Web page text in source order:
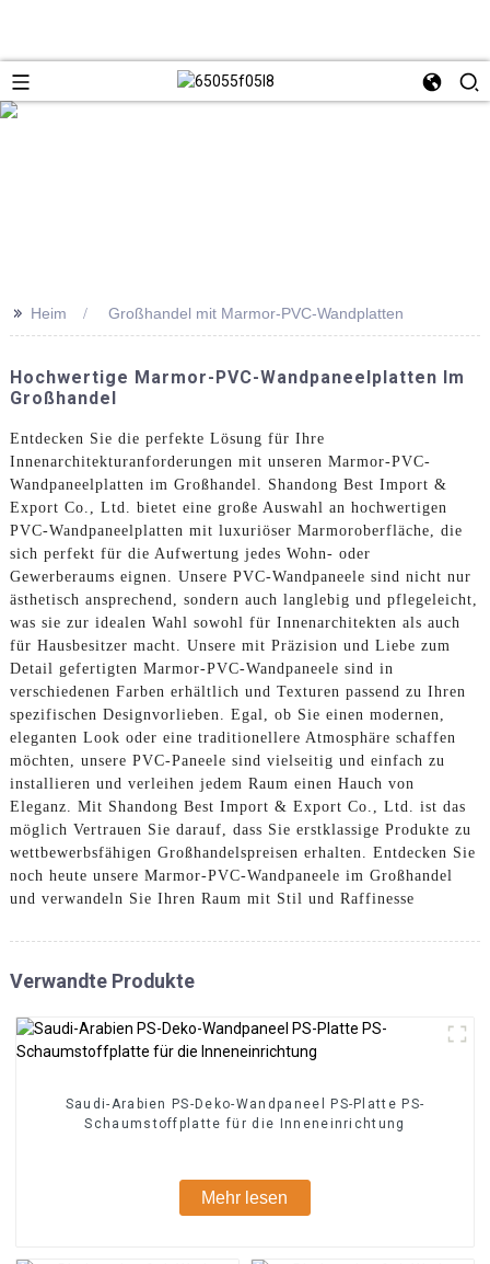
>> Heim Großhandel mit Marmor-PVC-Wandplatten
Hochwertige Marmor-PVC-Wandpaneelplatten Im
Großhandel
Entdecken Sie die perfekte Lösung für Ihre
Innenarchitekturanforderungen mit unseren Marmor-PVC-
Wandpaneelplatten im Großhandel. Shandong Best Import &
Export Co., Ltd. bietet eine große Auswahl an hochwertigen
PVC-Wandpaneelplatten mit luxuriöser Marmoroberfläche, die
sich perfekt für die Aufwertung jedes Wohn- oder
Gewerberaums eignen. Unsere PVC-Wandpaneele sind nicht nur
ästhetisch ansprechend, sondern auch langlebig und pflegeleicht,
was sie zur idealen Wahl sowohl für Innenarchitekten als auch
für Hausbesitzer macht. Unsere mit Präzision und Liebe zum
Detail gefertigten Marmor-PVC-Wandpaneele sind in
verschiedenen Farben erhältlich und Texturen passend zu Ihren
spezifischen Designvorlieben. Egal, ob Sie einen modernen,
eleganten Look oder eine traditionellere Atmosphäre schaffen
möchten, unsere PVC-Paneele sind vielseitig und einfach zu
installieren und verleihen jedem Raum einen Hauch von
Eleganz. Mit Shandong Best Import & Export Co., Ltd. ist das
möglich Vertrauen Sie darauf, dass Sie erstklassige Produkte zu
wettbewerbsfähigen Großhandelspreisen erhalten. Entdecken Sie
noch heute unsere Marmor-PVC-Wandpaneele im Großhandel
und verwandeln Sie Ihren Raum mit Stil und Raffinesse
Verwandte Produkte
Saudi-Arabien PS-Deko-Wandpaneel PS-Platte PS-
Schaumstoffplatte für die Inneneinrichtung
Mehr lesen